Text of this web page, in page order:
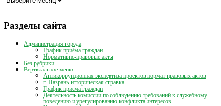
Разделы сайта
Администрация города
График приёма граждан
Нормативно-правовые акты
Без рубрики
Вертикальное меню
Антикоррупционная экспертиза проектов нормат правовых актов
г. Назрань-историческая справка
График приёма граждан
Деятельность комиссии по соблюдению требований к служебному
поведению и урегулированию конфликта интересов